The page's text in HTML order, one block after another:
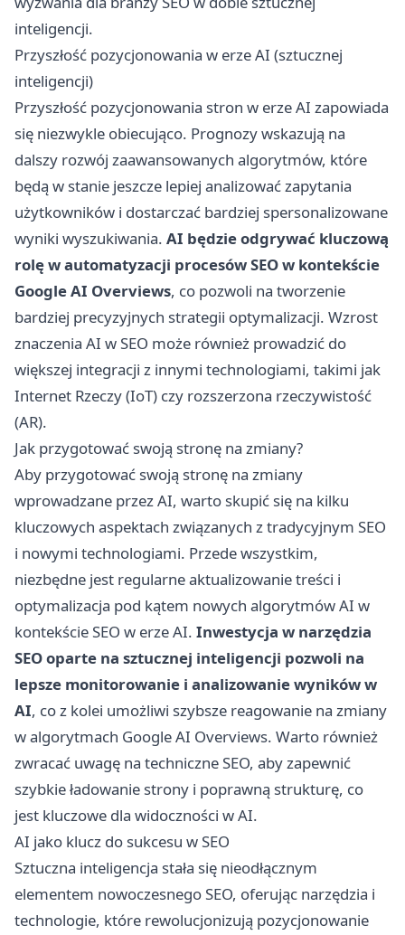
inteligencji.
Przyszłość pozycjonowania w erze AI (sztucznej
inteligencji)
Przyszłość pozycjonowania stron w erze AI zapowiada
się niezwykle obiecująco. Prognozy wskazują na
dalszy rozwój zaawansowanych algorytmów, które
będą w stanie jeszcze lepiej analizować zapytania
użytkowników i dostarczać bardziej spersonalizowane
wyniki wyszukiwania. AI będzie odgrywać kluczową
rolę w automatyzacji procesów SEO w kontekście
Google AI Overviews, co pozwoli na tworzenie
bardziej precyzyjnych strategii optymalizacji. Wzrost
znaczenia AI w SEO może również prowadzić do
większej integracji z innymi technologiami, takimi jak
Internet Rzeczy (IoT) czy rozszerzona rzeczywistość
(AR).
Jak przygotować swoją stronę na zmiany?
Aby przygotować swoją stronę na zmiany
wprowadzane przez AI, warto skupić się na kilku
kluczowych aspektach związanych z tradycyjnym SEO
i nowymi technologiami. Przede wszystkim,
niezbędne jest regularne aktualizowanie treści i
optymalizacja pod kątem nowych algorytmów AI w
kontekście SEO w erze AI. Inwestycja w narzędzia
SEO oparte na sztucznej inteligencji pozwoli na
lepsze monitorowanie i analizowanie wyników w
AI, co z kolei umożliwi szybsze reagowanie na zmiany
w algorytmach Google AI Overviews. Warto również
zwracać uwagę na techniczne SEO, aby zapewnić
szybkie ładowanie strony i poprawną strukturę, co
jest kluczowe dla widoczności w AI.
AI jako klucz do sukcesu w SEO
Sztuczna inteligencja stała się nieodłącznym
elementem nowoczesnego SEO, oferując narzędzia i
technologie, które rewolucjonizują pozycjonowanie